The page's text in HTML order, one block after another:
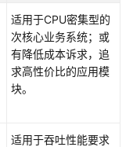
适用于CPU密集型的
次核心业务系统；或
有降低成本诉求，追
求高性价比的应用模
块。
适用于吞吐性能要求